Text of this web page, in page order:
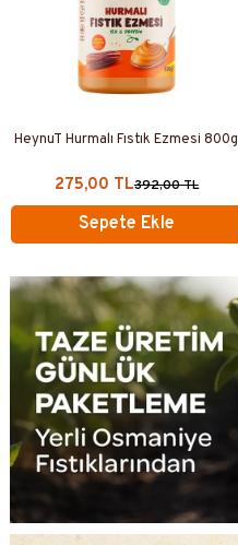
HeynuT Hurmalı Fıstık Ezmesi 800g
275,00 TL392,00 TL
Sepete Ekle